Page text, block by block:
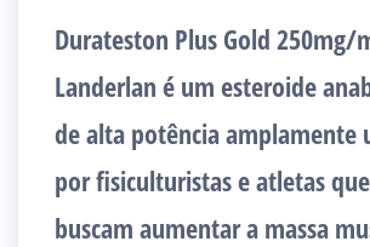
Durateston Plus Gold 250mg/
Landerlan é um esteroide
de alta potência amplamente
por fisiculturistas e atletas que
buscam aumentar a massa